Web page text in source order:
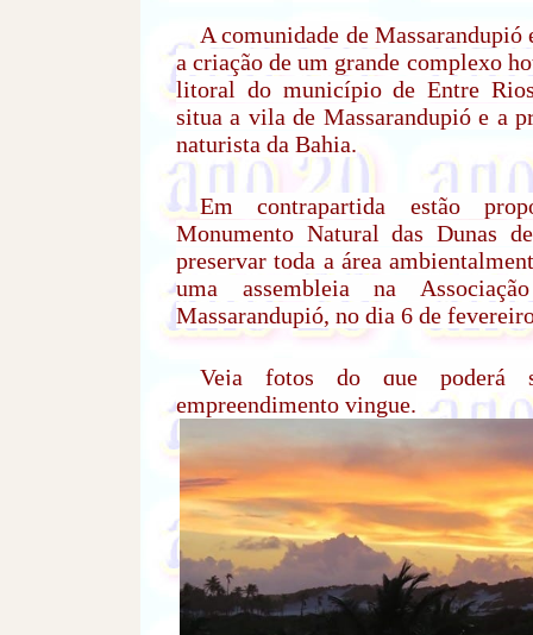
A comunidade de Massarandupió
a criação de um grande complexo
litoral do município de Entre
situa a vila de Massarandupió e a
naturista da Bahia.
Em contrapartida estão
Monumento Natural das Dunas
preservar toda a área
uma assembleia na
Massarandupió, no dia 6 de
Veja fotos do que poderá
empreendimento vingue.